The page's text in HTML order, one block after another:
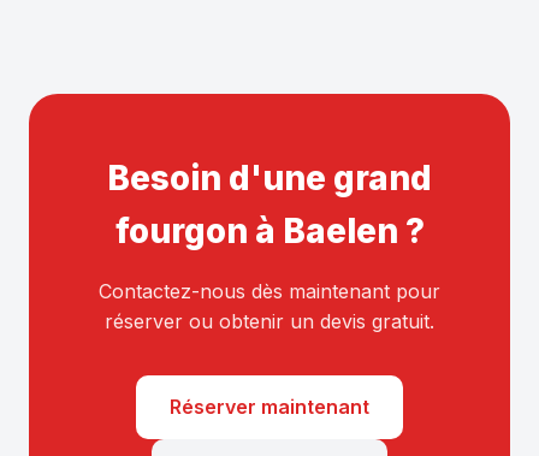
Besoin d'une grand
fourgon à Baelen ?
Contactez-nous dès maintenant pour
réserver ou obtenir un devis gratuit.
Réserver maintenant